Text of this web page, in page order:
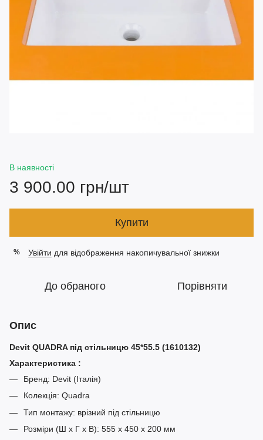
В наявності
3 900.00 грн/шт
Купити
% Увійти для відображення накопичувальної знижки
До обраного Порівняти
Опис
Devit QUADRA під стільницю 45*55.5 (1610132)
Характеристика :
Бренд: Devit (Італія)
Колекція: Quadra
Тип монтажу: врізний під стільницю
Розміри (Ш x Г x В): 555 x 450 x 200 мм